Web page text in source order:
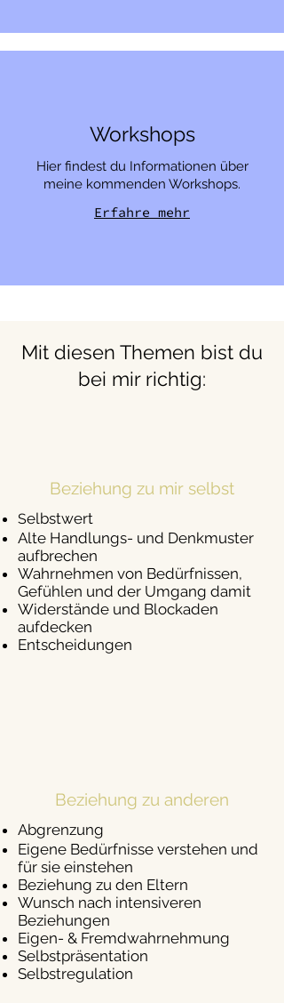
Workshops
Hier findest du Informationen über
meine kommenden Workshops.
Erfahre mehr
Mit diesen Themen bist du
bei mir richtig:
Beziehung zu mir selbst
Selbstwert
Alte Handlungs- und Denkmuster
aufbrechen
Wahrnehmen von Bedürfnissen,
Gefühlen und der Umgang damit
Widerstände und Blockaden
aufdecken
Entscheidungen
Beziehung zu anderen
Abgrenzung
Eigene Bedürfnisse verstehen und
für sie einstehen
Beziehung zu den Eltern
Wunsch nach intensiveren
Beziehungen
Eigen- & Fremdwahrnehmung
Selbstpräsentation
Selbstregulation​